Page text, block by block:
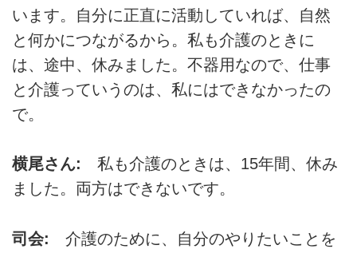
います。自分に正直に活動していれば、自然
と何かにつながるから。私も介護のときに
は、途中、休みました。不器用なので、仕事
と介護っていうのは、私にはできなかったの
で。
横尾さん: 私も介護のときは、15年間、休み
ました。両方はできないです。
司会: 介護のために、自分のやりたいことを